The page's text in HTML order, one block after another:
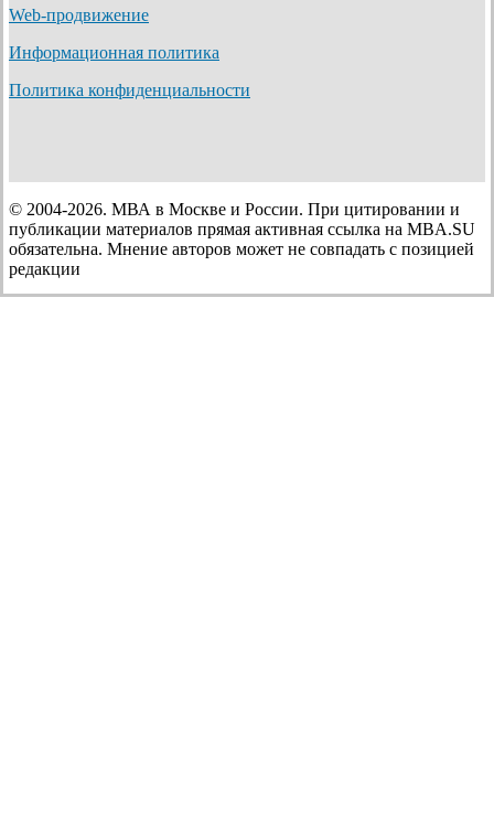
Web-продвижение
Информационная политика
Политика конфиденциальности
© 2004-2026. МВА в Москве и России. При цитировании и
публикации материалов прямая активная ссылка на MBA.SU
обязательна. Мнение авторов может не совпадать с позицией
редакции